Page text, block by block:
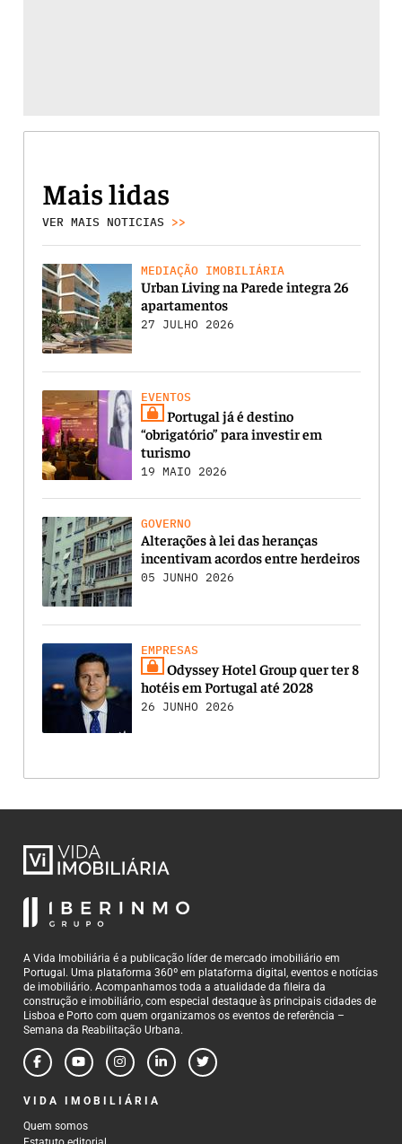
Mais lidas
VER MAIS NOTICIAS >>
MEDIAÇÃO IMOBILIÁRIA
Urban Living na Parede integra 26
apartamentos
27 JULHO 2026
EVENTOS
Portugal já é destino
“obrigatório” para investir em
turismo
19 MAIO 2026
GOVERNO
Alterações à lei das heranças
incentivam acordos entre herdeiros
05 JUNHO 2026
EMPRESAS
Odyssey Hotel Group quer ter 8
hotéis em Portugal até 2028
26 JUNHO 2026
A Vida Imobiliária é a publicação líder de mercado imobiliário em
Portugal. Uma plataforma 360º em plataforma digital, eventos e notícias
de imobiliário. Acompanhamos toda a atualidade da fileira da
construção e imobiliário, com especial destaque às principais cidades de
Lisboa e Porto com quem organizamos os eventos de referência –
Semana da Reabilitação Urbana.
VIDA IMOBILIÁRIA
Quem somos